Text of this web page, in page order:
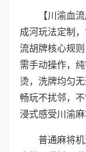
【川渝血
成河玩法定制
流胡牌核心规
需手动操作，
烫，洗牌均匀
畅玩不扰邻，
浸式感受川渝
普通麻将